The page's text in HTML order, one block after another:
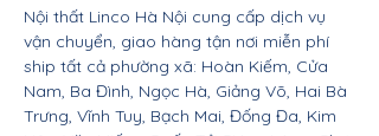
Nội thất Linco Hà Nội cung cấp dịch vụ
vận chuyển, giao hàng tận nơi miễn phí
ship tất cả phường xã: Hoàn Kiếm, Cửa
Nam, Ba Đình, Ngọc Hà, Giảng Võ, Hai Bà
Trưng, Vĩnh Tuy, Bạch Mai, Đống Đa, Kim